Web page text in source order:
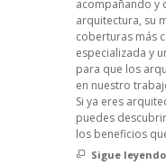
acompañando y
arquitectura, su
coberturas más
especializada y
para que los
en nuestro
Si ya eres
puedes
los beneficios
Sigue